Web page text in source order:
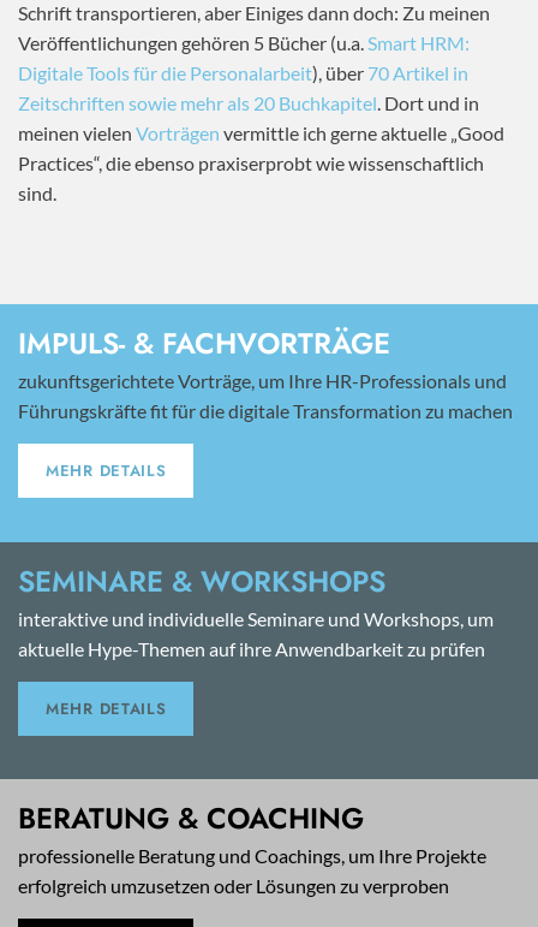
Schrift transportieren, aber Einiges dann doch: Zu meinen
Veröffentlichungen gehören 5 Bücher (u.a.Smart HRM:
Digitale Tools für die Personalarbeit), über 70 Artikel in
Zeitschriften sowie mehr als 20 Buchkapitel. Dort und in
meinen vielen Vorträgen vermittle ich gerne aktuelle „Good
Practices“, die ebenso praxiserprobt wie wissenschaftlich
sind.
IMPULS- & FACHVORTRÄGE
zukunftsgerichtete Vorträge, um Ihre HR-Professionals und
Führungskräfte fit für die digitale Transformation zu machen
MEHR DETAILS
SEMINARE & WORKSHOPS
interaktive und individuelle Seminare und Workshops, um
aktuelle Hype-Themen auf ihre Anwendbarkeit zu prüfen
MEHR DETAILS
BERATUNG & COACHING
professionelle Beratung und Coachings, um Ihre Projekte
erfolgreich umzusetzen oder Lösungen zu verproben